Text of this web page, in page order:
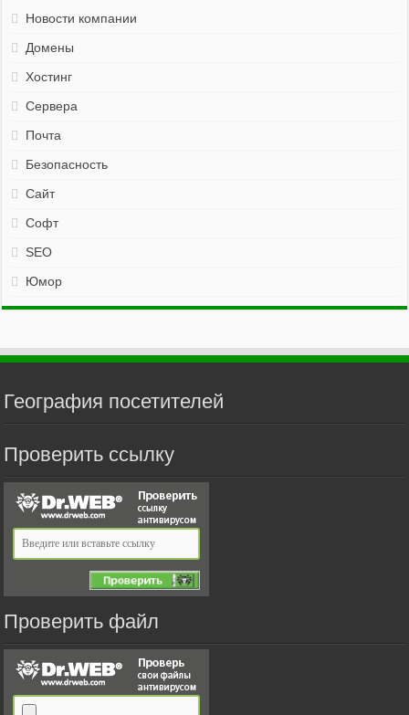
Новости компании
Домены
Хостинг
Сервера
Почта
Безопасность
Сайт
Софт
SEO
Юмор
География посетителей
Проверить ссылку
Проверить файл